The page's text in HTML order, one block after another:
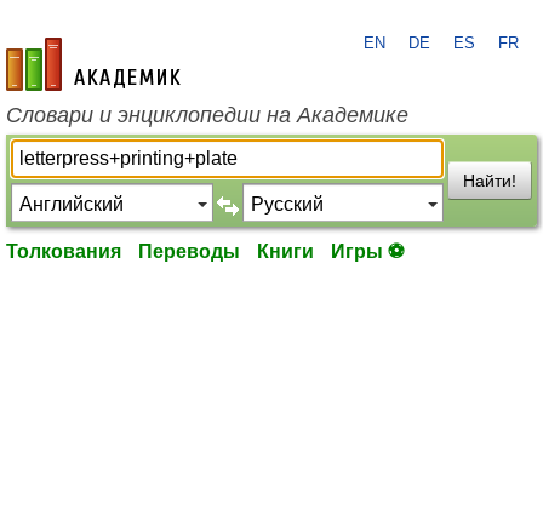
academic.ru
EN DE ES FR
Словари и энциклопедии на Академике
Найти!
Толкования Переводы Книги Игры ⚽